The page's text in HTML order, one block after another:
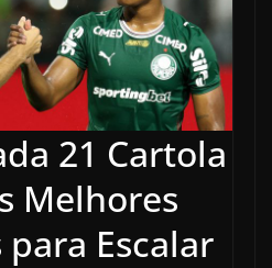
21 Cartola
Melhores
para Escalar